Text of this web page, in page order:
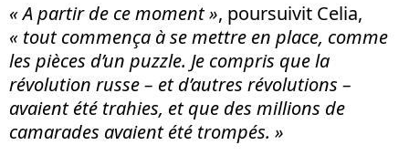
« A partir de ce moment », poursuivit Celia,
« tout commença à se mettre en place, comme
les pièces d’un puzzle. Je compris que la
révolution russe – et d’autres révolutions –
avaient été trahies, et que des millions de
camarades avaient été trompés. »